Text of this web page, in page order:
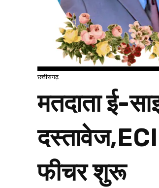
छत्तीसगढ़
मतदाता ई-
फीचर शुरू